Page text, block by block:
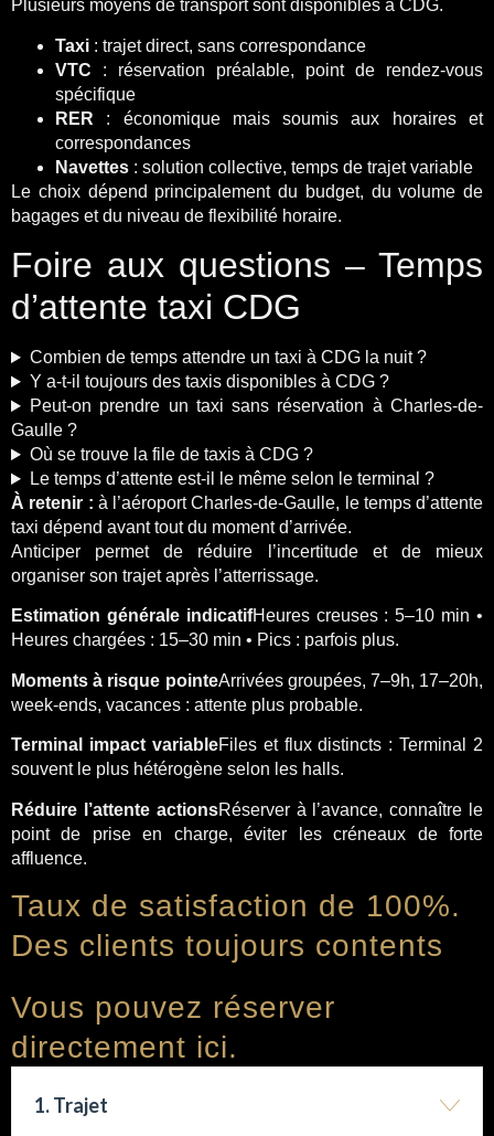
Plusieurs moyens de transport sont disponibles à CDG.
Taxi : trajet direct, sans correspondance
VTC : réservation préalable, point de rendez-vous
spécifique
RER : économique mais soumis aux horaires et
correspondances
Navettes : solution collective, temps de trajet variable
Le choix dépend principalement du budget, du volume de
bagages et du niveau de flexibilité horaire.
Foire aux questions – Temps
d’attente taxi CDG
Combien de temps attendre un taxi à CDG la nuit ?
Y a-t-il toujours des taxis disponibles à CDG ?
Peut-on prendre un taxi sans réservation à Charles-de-
Gaulle ?
Où se trouve la file de taxis à CDG ?
Le temps d’attente est-il le même selon le terminal ?
À retenir : à l’aéroport Charles-de-Gaulle, le temps d’attente
taxi dépend avant tout du moment d’arrivée.
Anticiper permet de réduire l’incertitude et de mieux
organiser son trajet après l’atterrissage.
Estimation générale indicatifHeures creuses : 5–10 min •
Heures chargées : 15–30 min • Pics : parfois plus.
Moments à risque pointeArrivées groupées, 7–9h, 17–20h,
week-ends, vacances : attente plus probable.
Terminal impact variableFiles et flux distincts : Terminal 2
souvent le plus hétérogène selon les halls.
Réduire l’attente actionsRéserver à l’avance, connaître le
point de prise en charge, éviter les créneaux de forte
affluence.
Taux de satisfaction de 100%.
Des clients toujours contents
Vous pouvez réserver
directement ici.
1. Trajet